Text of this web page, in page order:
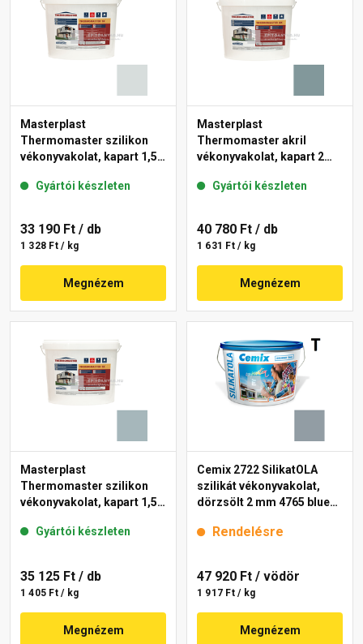
Masterplast
Thermomaster szilikon
vékonyvakolat, kapart 1,5
Gyártói készleten
33 190 Ft / db
1 328 Ft / kg
Megnézem
Masterplast
Thermomaster akril
vékonyvakolat, kapart 2
Gyártói készleten
40 780 Ft / db
1 631 Ft / kg
Megnézem
Masterplast
Thermomaster szilikon
vékonyvakolat, kapart 1,5
Gyártói készleten
35 125 Ft / db
1 405 Ft / kg
Megnézem
Cemix 2722 SilikatOLA
szilikát vékonyvakolat,
dörzsölt 2 mm 4765 blue
Rendelésre
47 920 Ft / vödör
1 917 Ft / kg
Megnézem